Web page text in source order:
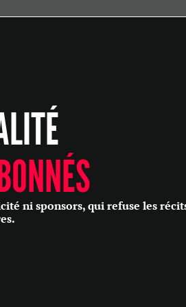
SANTÉ
PHILOSOPHIE
CULTURE
SOCIÉTÉ
ni sponsors, qui refuse les